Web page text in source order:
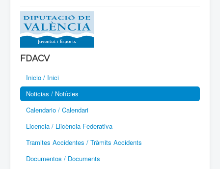
Aeromodelismo / Aeromodelisme
Ala Delta
Paracaidismo / Paracaigudisme
Parapente / Parapent
Ultraligeros / Ultralleugers
Vuelo Con Motor / Vol Amb Motor
FDACV
Inicio / Inici
Noticias / Notícies
Calendario / Calendari
Licencia / Llicència Federativa
Tramites Accidentes / Tràmits Accidents
Documentos / Documents